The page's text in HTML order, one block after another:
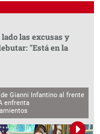
las excusas y
"Está en la
Gianni Infantino al frente
enfrenta